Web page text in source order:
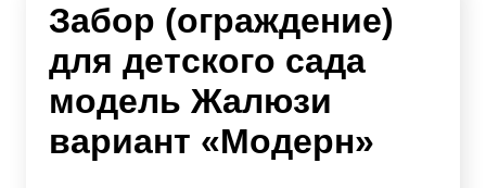
Забор (ограждение)
для детского сада
модель Жалюзи
вариант «Модерн»